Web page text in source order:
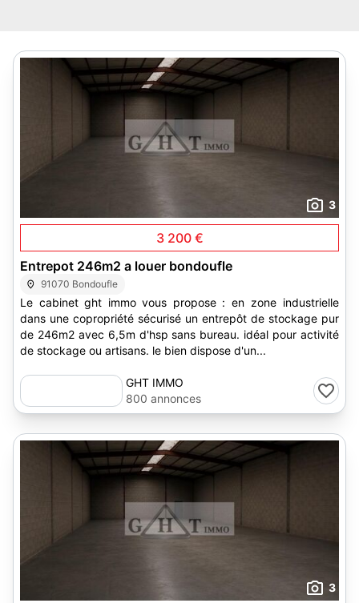
3
3 200 €
Entrepot 246m2 a louer bondoufle
91070 Bondoufle
Le cabinet ght immo vous propose : en zone industrielle
dans une copropriété sécurisé un entrepôt de stockage pur
de 246m2 avec 6,5m d'hsp sans bureau. idéal pour activité
de stockage ou artisans. le bien dispose d'un...
GHT IMMO
800 annonces
3